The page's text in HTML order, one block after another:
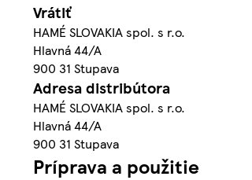
Vrátiť
HAMÉ SLOVAKIA spol. s r.o.
Hlavná 44/A
900 31 Stupava
Adresa distribútora
HAMÉ SLOVAKIA spol. s r.o.
Hlavná 44/A
900 31 Stupava
Príprava a použitie